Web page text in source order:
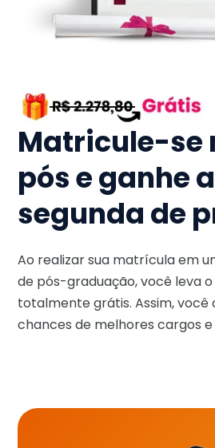
Matricule-se
pós e ganhe a
segunda de
Ao realizar sua matrícula em
de pós-graduação, você leva o
totalmente grátis. Assim, você
chances de melhores cargos e